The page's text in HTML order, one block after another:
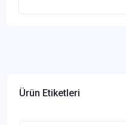
Ürün Etiketleri